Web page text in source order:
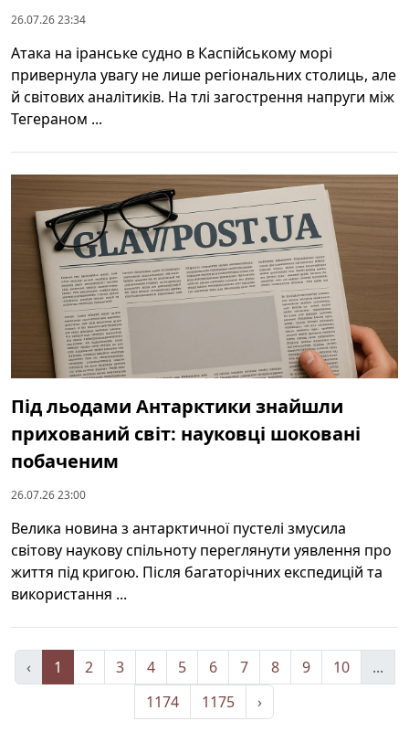
26.07.26 23:34
Атака на іранське судно в Каспійському морі
привернула увагу не лише регіональних столиць, але
й світових аналітиків. На тлі загострення напруги між
Тегераном ...
Під льодами Антарктики знайшли
прихований світ: науковці шоковані
побаченим
26.07.26 23:00
Велика новина з антарктичної пустелі змусила
світову наукову спільноту переглянути уявлення про
життя під кригою. Після багаторічних експедицій та
використання ...
‹ 1 2 3 4 5 6 7 8 9 10
...
1174
1175 ›